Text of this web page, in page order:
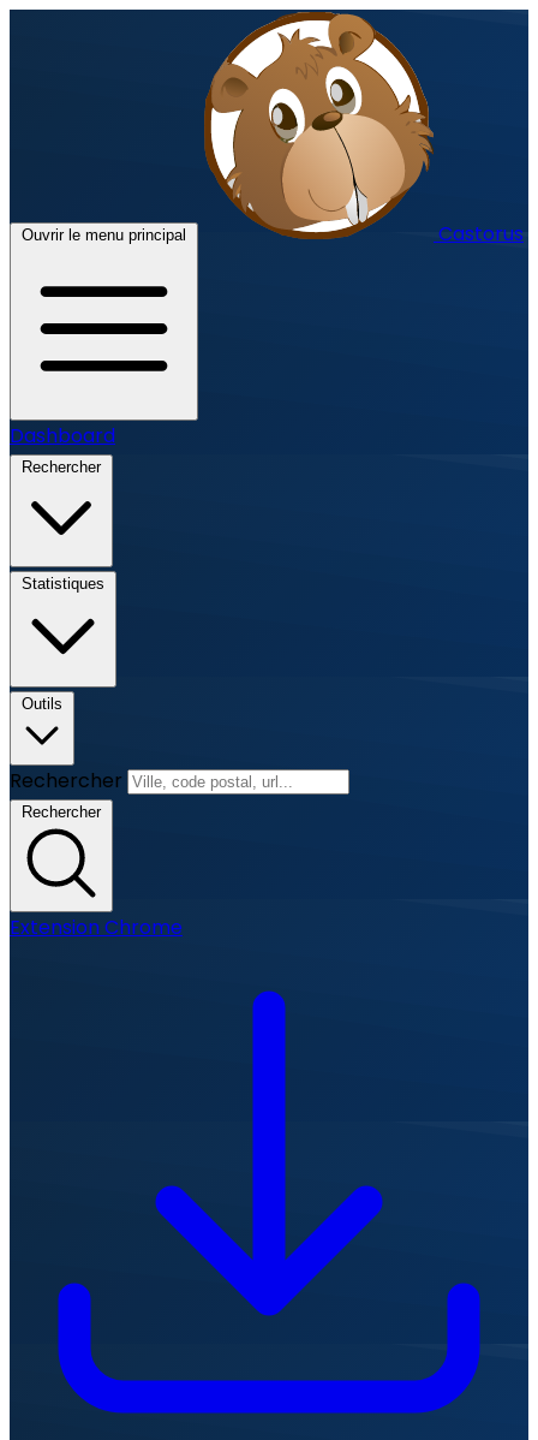
Ouvrir le menu principal Castorus
Dashboard
Rechercher
Statistiques
Outils
Rechercher
Rechercher
Extension Chrome